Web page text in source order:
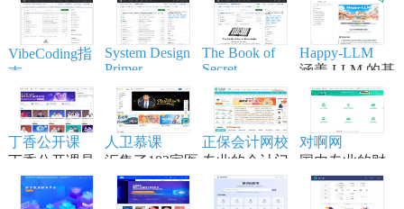
VibeCoding指
南
一个通过与 AI
结对编程，将
想法变为现实
的终极工作站
System Design
Primer
帮助开发者学
习大型系统设
计原理、备战
技术面试，是
系统设计领域
的权威学习资
源。
The Book of
Secret
Knowledge
实用的列表、
手册、备忘
单、黑客技
巧、一行代
码、命令行/网
页工具资源。
Happy-LLM
涵盖 LLM 的基
本原理,训练流
程,模型构建等
内容,适合具备
一定编程和深
学习者。
丁香公开课
丁香公开课是
将传统线下授
课搬到网络平
人卫慕课
汇集了182家医
学高等院校的
顶尖资源
正保会计网校
专业的会计门
户网站，专注
财会职业培训
对啊网
国内专业的财
经财会会计类
职业教育分班